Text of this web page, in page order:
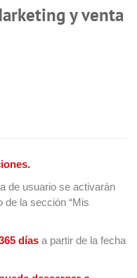
y venta
de usuario se activarán
de la sección “Mis
días a partir de la fecha